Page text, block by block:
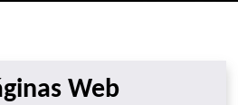
Web